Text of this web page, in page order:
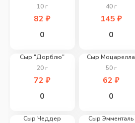
10 г
82₽
0
40г
145 ₽
0
Сыр "Дорблю"
20 г
72₽
0
Сыр Моцарелла
50г
62 ₽
0
Сыр Чеддер
Сыр Эмменталь